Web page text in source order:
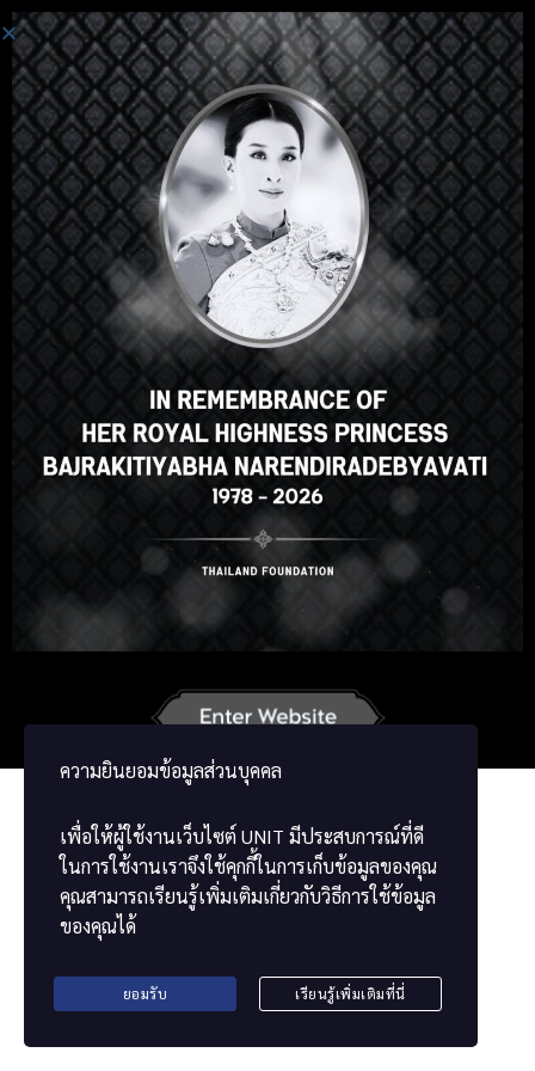
Login
Hey there, great course, right?
Do you like this course?
ENROLL COURSE
ความยินยอมข้อมูลส่วนบุคคล
เพื่อให้ผู้ใช้งานเว็บไซต์ UNIT มีประสบการณ์ที่ดี
ในการใช้งานเราจึงใช้คุกกี้ในการเก็บข้อมูลของคุณ
คุณสามารถเรียนรู้เพิ่มเติมเกี่ยวกับวิธีการใช้ข้อมูล
ของคุณได้
ยอมรับ เรียนรู้เพิ่มเติมที่นี่
Select your language
ภาษาไทย Russian
Japanese German
Chinese
ខ្មែរ